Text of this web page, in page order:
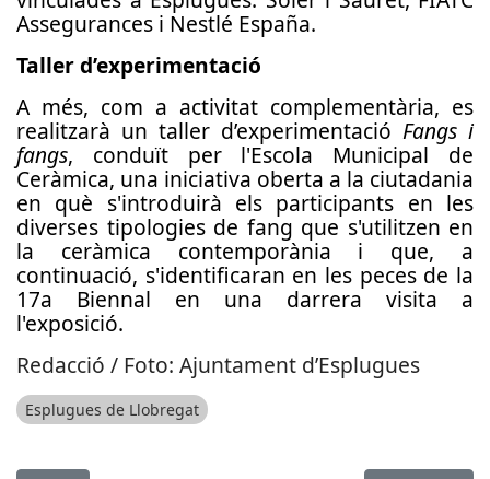
Assegurances i Nestlé España.
Taller d’experimentació
A més, com a activitat complementària, es
realitzarà un taller d’experimentació Fangs i
fangs, conduït per l'Escola Municipal de
Ceràmica, una iniciativa oberta a la ciutadania
en què s'introduirà els participants en les
diverses tipologies de fang que s'utilitzen en
la ceràmica contemporània i que, a
continuació, s'identificaran en les peces de la
17a Biennal en una darrera visita a
l'exposició.
Redacció / Foto: Ajuntament d’Esplugues
Esplugues de Llobregat